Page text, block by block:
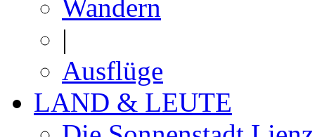
Wandern
|
Ausflüge
LAND & LEUTE